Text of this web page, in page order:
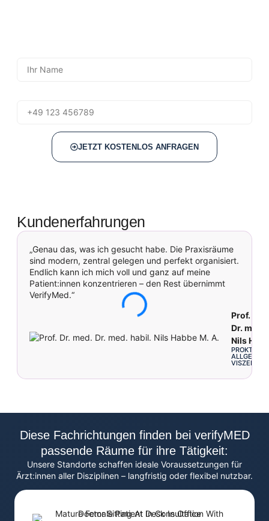
JETZT KOSTENLOS ANFRAGEN
Kundenerfahrungen
„Genau das, was ich gesucht habe. Die Praxisräume
sind modern, zentral gelegen und perfekt organisiert.
Endlich kann ich mich voll und ganz auf meine
Patient:innen konzentrieren – den Rest übernimmt
VerifyMed.“
Prof. Dr.
Dr. med.
Nils
Diese Fachrichtungen finden bei verifyMED
passende Räume für ihre Tätigkeit:
Unsere Standorte schaffen ideale Voraussetzungen für
Ärzt:innen aller Disziplinen – langfristig oder flexibel nutzbar.